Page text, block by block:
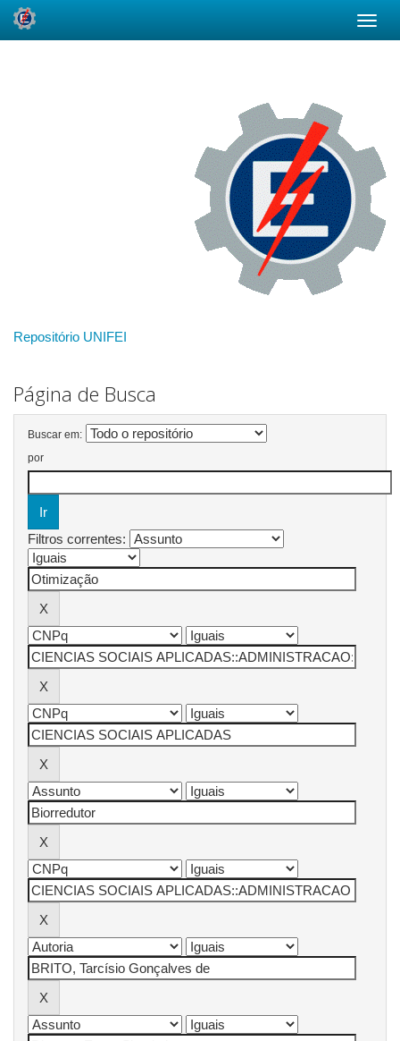
Repositório UNIFEI
Página de Busca
Buscar em:
por
Filtros correntes: